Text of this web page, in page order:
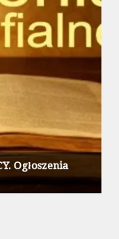
Ogłoszenia